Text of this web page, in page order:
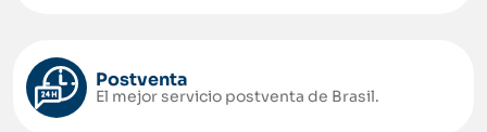
Postventa
El mejor servicio postventa de Brasil.